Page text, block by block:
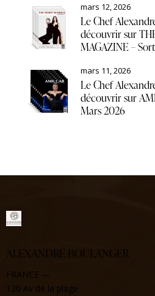
mars 12, 2026
Le Chef
découvrir sur
MAGAZINE –
mars 11, 2026
Le Chef
découvrir sur
Mars 2026
ALEXANDRE BOULANGER
FRANCE —
120 Av de la plage